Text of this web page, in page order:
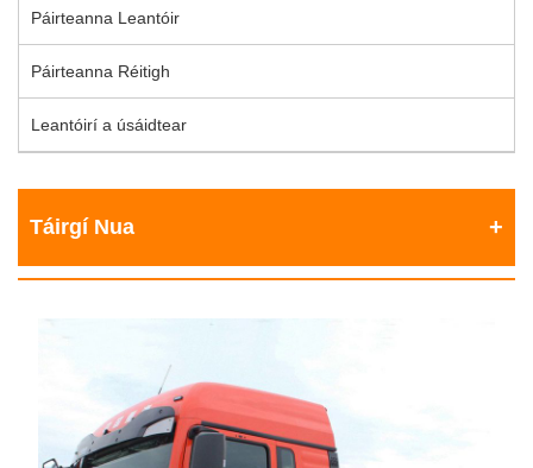
Páirteanna Leantóir
Páirteanna Réitigh
Leantóirí a úsáidtear
Táirgí Nua